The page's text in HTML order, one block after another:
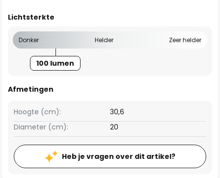
Lichtsterkte
Donker Helder Zeer helder
100 lumen
Afmetingen
Hoogte (cm):
30,6
Diameter (cm):
20
Heb je vragen over dit artikel?